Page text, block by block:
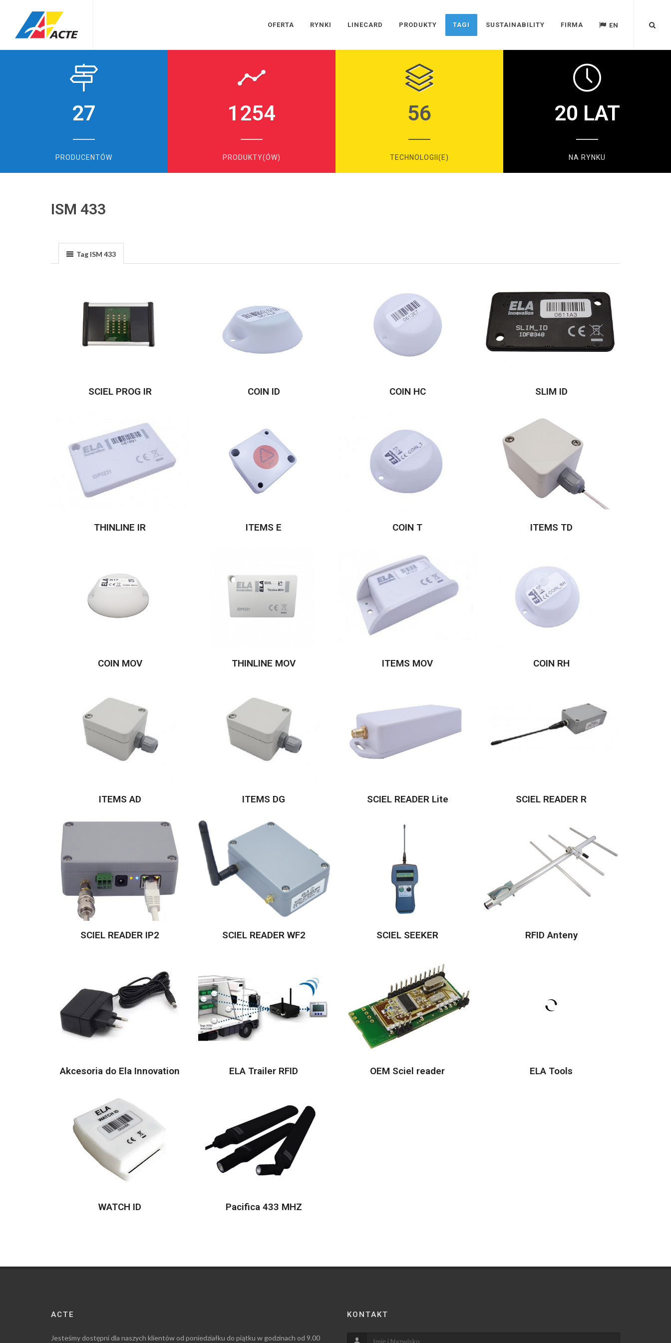
OFERTA RYNKI LINECARD PRODUKTY TAGI SUSTAINABILITY FIRMA EN
27
PRODUCENTÓW
1254
PRODUKTY(ÓW)
56
TECHNOLOGII(E)
20 LAT
NA RYNKU
ISM 433
Tag ISM 433
SCIEL PROG IR COIN ID COIN HC SLIM ID
THINLINE IR ITEMS E COIN T ITEMS TD
COIN MOV THINLINE MOV ITEMS MOV COIN RH
ITEMS AD ITEMS DG SCIEL READER Lite SCIEL READER R
SCIEL READER IP2 SCIEL READER WF2 SCIEL SEEKER RFID Anteny
Akcesoria do Ela Innovation ELA Trailer RFID OEM Sciel reader ELA Tools
WATCH ID Pacifica 433 MHZ
ACTE
Jesteśmy dostępni dla naszych klientów od poniedziałku do piątku w godzinach od 9.00
KONTAKT